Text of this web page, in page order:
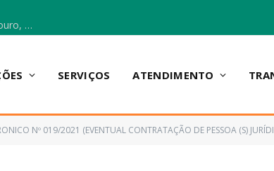
Escola Municipal Vicentina Vieira dos Santos, no Polo Bebedouro, recebeu materiais para a implantação do Cantinho da Leitura e da Sala Multidisciplinar.
SERVIÇOS ATENDIMENTO
Nº 019/2021 (EVENTUAL CONTRATAÇÃO DE PESSOA (S) JURÍDICA (S) PARA